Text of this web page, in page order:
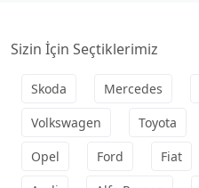
Sizin İçin Seçtiklerimiz
Skoda Mercedes
Volkswagen
Toyota
Opel
Ford Fiat